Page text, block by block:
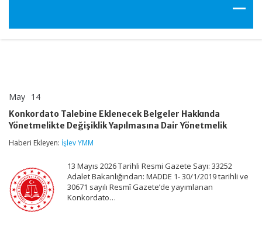
May 14
Eklenecek
Belgeler
Yönetmelikte
Yapılmasına
Yönetmelik
için
Konkordato Talebine Eklenecek Belgeler Hakkında
Yönetmelikte Değişiklik Yapılmasına Dair Yönetmelik
Haberi Ekleyen: İşlev YMM
13 Mayıs 2026 Tarihli Resmi Gazete Sayı: 33252
Adalet Bakanlığından: MADDE 1- 30/1/2019 tarihli ve
30671 sayılı Resmî Gazete’de yayımlanan
Konkordato…